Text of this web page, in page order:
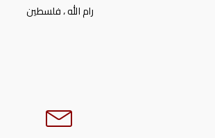
رام الله ، فلسطين